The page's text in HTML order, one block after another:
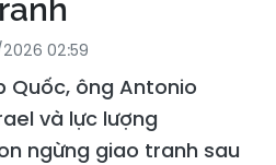
02:59
Quốc, ông Antonio
và lực lượng
ngừng giao tranh sau